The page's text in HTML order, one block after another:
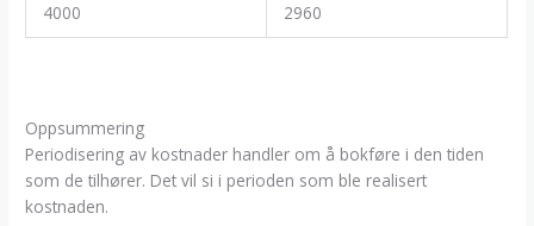
4000 2960
Oppsummering
Periodisering av kostnader handler om å bokføre i den tiden
som de tilhører. Det vil si i perioden som ble realisert
kostnaden.